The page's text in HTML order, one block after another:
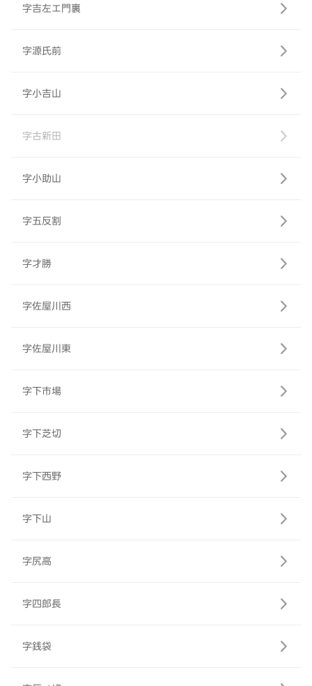
字吉左エ門裏
字源氏前
字小吉山
字古新田
字小助山
字五反割
字才勝
字佐屋川西
字佐屋川東
字下市場
字下芝切
字下西野
字下山
字尻高
字四郎長
字銭袋